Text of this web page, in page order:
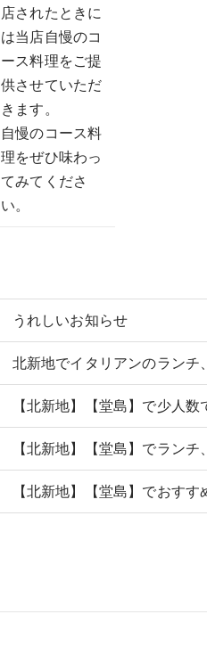
店されたときに
は当店自慢のコ
ース料理をご提
供させていただ
きます。
自慢のコース料
理をぜひ味わっ
てみてくださ
い。
うれしいお知らせ
北新地でイタリアンのランチ
【北新地】【堂島】で少人
【北新地】【堂島】でラン
【北新地】【堂島】でおす